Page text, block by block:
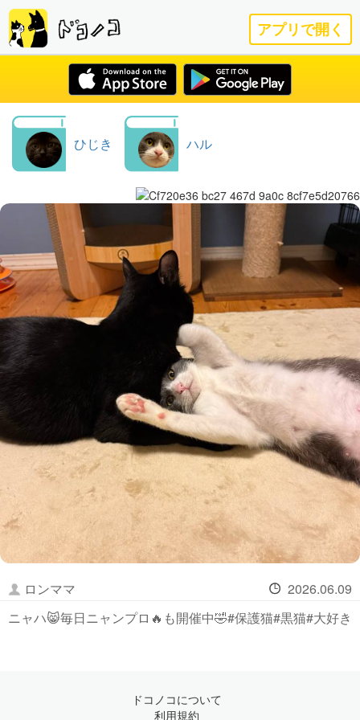
アプリで開く
ひじき ハル
ロンママ
2026.06.09
ニャハ😸毎日ニャンプロ🔥も開催中🤣#保護猫#黒猫#大好き
ドコノコについて
利用規約